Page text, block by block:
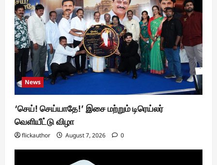
News
‘செய்! செய்யாதே!’ இசை மற்றும் டிரெய்லர்
வெளியீட்டு விழா
flickauthor August 7, 2026 0